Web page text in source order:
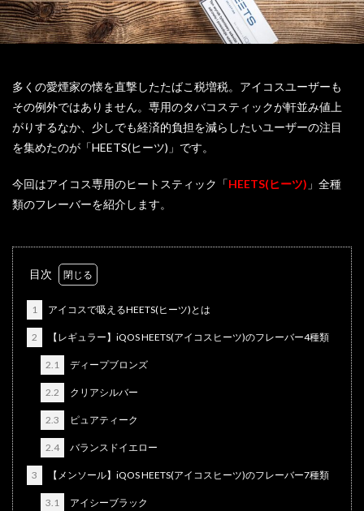
多くの愛煙家の懐を直撃したたばこ税増税。アイコスユーザーも
その例外ではありません。専用のタバコスティックが軒並み値上
がりするなか、少しでも経済的負担を減らしたいユーザーの注目
を集めたのが「HEETS(ヒーツ)」です。
今回はアイコス専用のヒートスティック「HEETS(ヒーツ) 」全種
類のフレーバーを紹介します。
目次
1 アイコスで吸えるHEETS(ヒーツ)とは
2 【レギュラー】iQOS HEETS(アイコスヒーツ)のフレーバー4種類
2.1 ディープブロンズ
2.2 クリアシルバー
2.3 ピュアティーク
2.4 バランスドイエロー
3 【メンソール】iQOS HEETS(アイコスヒーツ)のフレーバー7種類
3.1 アイシーブラック